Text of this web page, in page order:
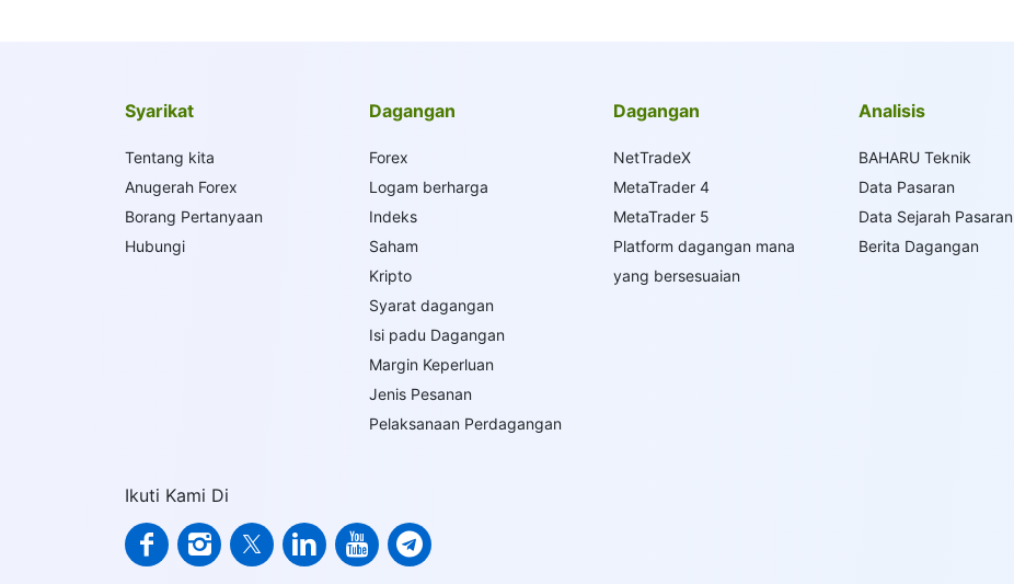
Syarikat
Tentang kita
Anugerah Forex
Borang Pertanyaan
Hubungi
Dagangan
Forex
Logam berharga
Indeks
Saham
Kripto
Syarat dagangan
Isi padu Dagangan
Margin Keperluan
Jenis Pesanan
Pelaksanaan Perdagangan
Dagangan
NetTradeX
MetaTrader 4
MetaTrader 5
Platform dagangan mana
yang bersesuaian
Analisis
BAHARU Teknik
Data Pasaran
Data Sejarah Pasaran
Berita Dagangan
Ikuti Kami Di